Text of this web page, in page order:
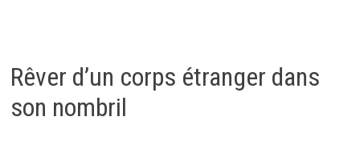
Rêver d’un corps étranger dans
son nombril